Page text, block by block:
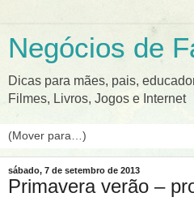
Negócios de
Dicas para mães, pais,
Filmes, Livros, Jogos e Internet
sábado, 7 de setembro de 2013
Primavera verão –